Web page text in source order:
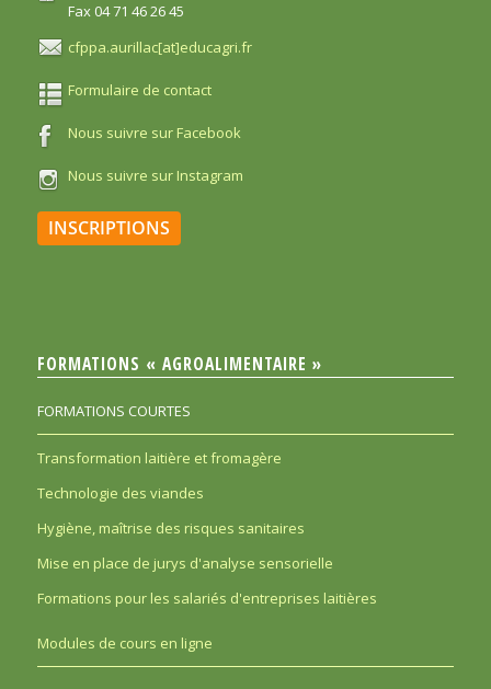
Fax 04 71 46 26 45
cfppa.aurillac[at]educagri.fr
Formulaire de contact
Nous suivre sur Facebook
Nous suivre sur Instagram
INSCRIPTIONS
FORMATIONS « AGROALIMENTAIRE »
FORMATIONS COURTES
Transformation laitière et fromagère
Technologie des viandes
Hygiène, maîtrise des risques sanitaires
Mise en place de jurys d'analyse sensorielle
Formations pour les salariés d'entreprises laitières
Modules de cours en ligne